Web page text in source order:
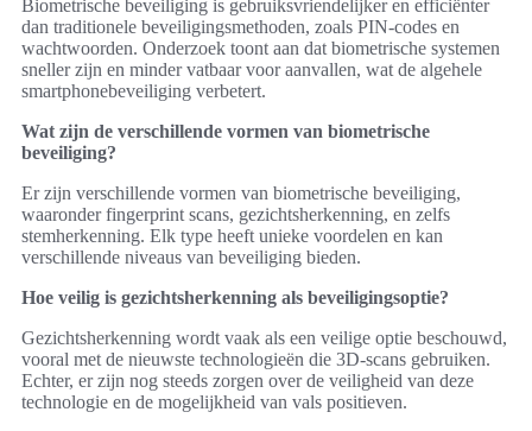
Biometrische beveiliging is gebruiksvriendelijker en efficiënter
dan traditionele beveiligingsmethoden, zoals PIN-codes en
wachtwoorden. Onderzoek toont aan dat biometrische systemen
sneller zijn en minder vatbaar voor aanvallen, wat de algehele
smartphonebeveiliging verbetert.
Wat zijn de verschillende vormen van biometrische
beveiliging?
Er zijn verschillende vormen van biometrische beveiliging,
waaronder fingerprint scans, gezichtsherkenning, en zelfs
stemherkenning. Elk type heeft unieke voordelen en kan
verschillende niveaus van beveiliging bieden.
Hoe veilig is gezichtsherkenning als beveiligingsoptie?
Gezichtsherkenning wordt vaak als een veilige optie beschouwd,
vooral met de nieuwste technologieën die 3D-scans gebruiken.
Echter, er zijn nog steeds zorgen over de veiligheid van deze
technologie en de mogelijkheid van vals positieven.